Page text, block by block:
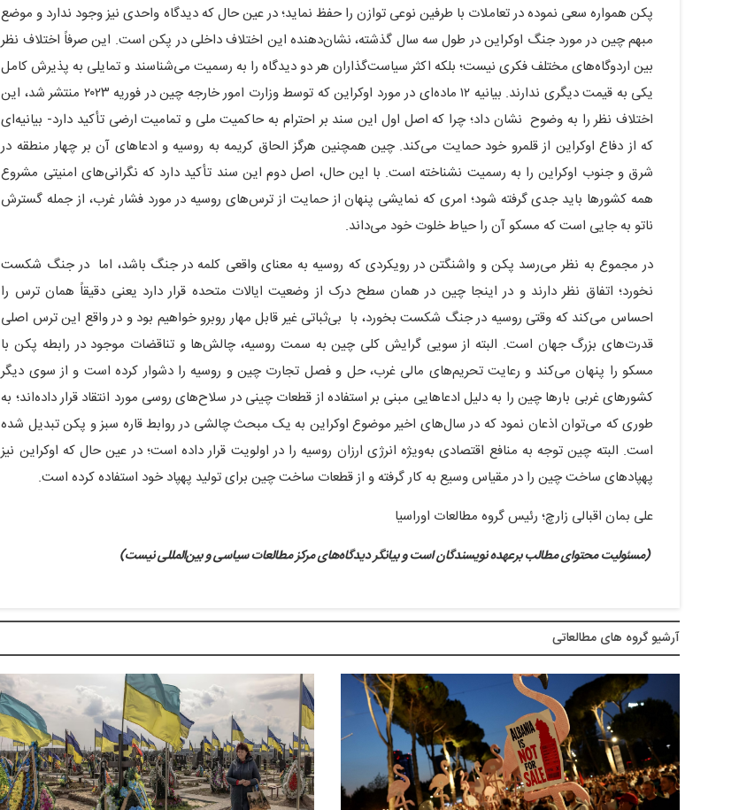
پکن همواره سعی نموده در تعاملات با طرفین نوعی توازن را حفظ نماید؛ در عین حال که دیدگاه واحدی نیز وجود ندارد و موضع
مبهم چین در مورد جنگ اوکراین در طول سه سال گذشته، نشان‌دهنده این اختلاف داخلی در پکن است. این صرفاً اختلاف نظر
بین اردوگاه‌های مختلف فکری نیست؛ بلکه اکثر سیاست‌گذاران هر دو دیدگاه را به رسمیت می‌شناسند و تمایلی به پذیرش کامل
یکی به قیمت دیگری ندارند. بیانیه ۱۲ ماده‌ای در مورد اوکراین که توسط وزارت امور خارجه چین در فوریه ۲۰۲۳ منتشر شد، این
اختلاف نظر را به وضوح نشان ‌داد؛ چرا که اصل اول این سند بر احترام به حاکمیت ملی و تمامیت ارضی تأکید دارد- بیانیه‌ای
که از دفاع اوکراین از قلمرو خود حمایت می‌کند. چین همچنین هرگز الحاق کریمه به روسیه و ادعاهای آن بر چهار منطقه در
شرق و جنوب اوکراین را به رسمیت نشناخته است. با این حال، اصل دوم این سند تأکید دارد که نگرانی‌های امنیتی مشروع
همه کشورها باید جدی گرفته شود؛ امری که نمایشی پنهان از حمایت از ترس‌های روسیه در مورد فشار غرب، از جمله گسترش
ناتو به جایی است که مسکو آن را حیاط خلوت خود می‌داند.
در مجموع به نظر می‌رسد پکن و واشنگتن در رویکردی که روسیه به معنای واقعی کلمه در جنگ باشد، اما در جنگ شکست
نخورد؛ اتفاق نظر دارند و در اینجا چین در همان سطح درک از وضعیت ایالات متحده قرار دارد یعنی دقیقاً همان ترس را
احساس می‌کند که وقتی روسیه در جنگ شکست بخورد، با بی‌ثباتی غیر قابل مهار روبرو خواهیم بود و در واقع این ترس اصلی
قدرت‌های بزرگ جهان است. البته از سویی گرایش کلی چین به سمت روسیه، چالش‌ها و تناقضات موجود در رابطه پکن با
مسکو را پنهان می‌کند و رعایت تحریم‌های مالی غرب، حل و فصل تجارت چین و روسیه را دشوار کرده است و از سوی دیگر
کشورهای غربی بارها چین را به دلیل ادعاهایی مبنی بر استفاده از قطعات چینی در سلاح‌های روسی مورد انتقاد قرار داده‌اند؛ به‌
طوری که می‌توان اذعان نمود که در سال‌های اخیر موضوع اوکراین به یک مبحث چالشی در روابط قاره سبز و پکن تبدیل شده
است. البته چین توجه به منافع اقتصادی به‌ویژه انرژی ارزان روسیه را در اولویت قرار داده است؛ در عین حال که اوکراین نیز
پهپادهای ساخت چین را در مقیاس وسیع به کار گرفته و از قطعات ساخت چین برای تولید پهپاد خود استفاده کرده است.
علی بمان اقبالی زارچ؛ رئیس گروه مطالعات اوراسیا
(مسئولیت محتوای مطالب برعهده نویسندگان است و بیانگر دیدگاه‌های مرکز مطالعات سیاسی و بین‌المللی نیست)
آرشيو گروه های مطالعاتی